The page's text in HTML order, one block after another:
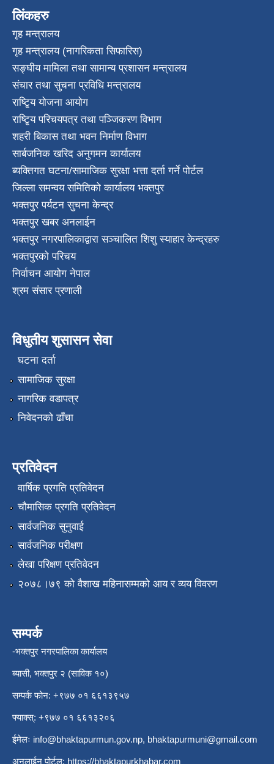
लिंकहरु
गृह मन्त्रालय
गृह मन्त्रालय (नागरिकता सिफारिस)
सङ्घीय मामिला तथा सामान्य प्रशासन मन्त्रालय
संचार तथा सुचना प्रविधि मन्त्रालय
राष्टि्ृय योजना आयोग
राष्टि्ृय परिचयपत्र तथा पञ्जिकरण विभाग
शहरी बिकास तथा भवन निर्माण विभाग
सार्बजनिक खरिद अनुगमन कार्यालय
ब्यक्तिगत घटना/सामाजिक सुरक्षा भत्ता दर्ता गर्ने पोर्टल
जिल्ला समन्वय समितिको कार्यालय भक्तपुर
भक्तपुर पर्यटन सुचना केन्द्र
भक्तपुर खबर अनलाईन
भक्तपुर नगरपालिकाद्वारा सञ्चालित शिशु स्याहार केन्द्रहरु
भक्तपुरकाे परिचय
निर्वाचन आयोग नेपाल
श्रम संसार प्रणाली
विधुतीय शुसासन सेवा
घटना दर्ता
सामाजिक सुरक्षा
नागरिक वडापत्र
निवेदनको ढाँचा
प्रतिवेदन
वार्षिक प्रगति प्रतिवेदन
चौमासिक प्रगति प्रतिवेदन
सार्वजनिक सुनुवाई
सार्वजनिक परीक्षण
लेखा परिक्षण प्रतिवेदन
२०७८।७९ को वैशाख महिनासम्मको आय र व्यय विवरण
सम्पर्क
-भक्तपुर नगरपालिका कार्यालय
ब्यासी, भक्तपुर २ (साविक १०)
सम्पर्क फोन: +९७७ ०१ ६६१३९५७
फ्याक्स्: +९७७ ०१ ६६१३२०६
ईमेलः info@bhaktapurmun.gov.np, bhaktapurmuni@gmail.com
अनलाईन पोर्टल: https://bhaktapurkhabar.com